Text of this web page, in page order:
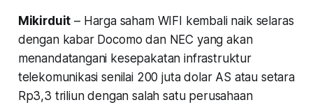
Mikirduit – Harga saham WIFI kembali naik selaras
dengan kabar Docomo dan NEC yang akan
menandatangani kesepakatan infrastruktur
telekomunikasi senilai 200 juta dolar AS atau setara
Rp3,3 triliun dengan salah satu perusahaan